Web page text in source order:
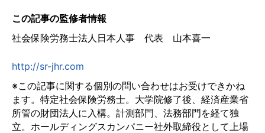
この記事の監修者情報
社会保険労務士法人日本人事 代表 山本喜一
http://sr-jhr.com
※この記事に関する個別の問い合わせはお受けできかね
ます。特定社会保険労務士。大学院修了後、経済産業省
所管の財団法人に入構。計測部門、法務部門を経て独
立。ホールディングスカンパニー社外取締役として上場